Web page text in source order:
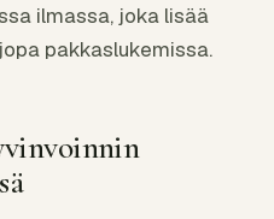
ilmassa, joka lisää
pakkaslukemissa.